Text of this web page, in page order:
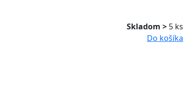
Skladom > 5 ks
Do košíka